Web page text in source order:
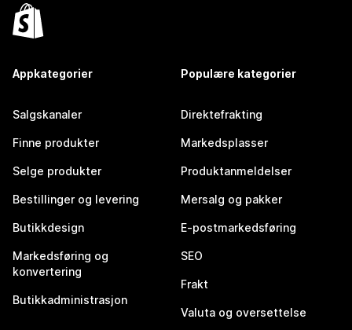
Appkategorier
Salgskanaler
Finne produkter
Selge produkter
Bestillinger og levering
Butikkdesign
Markedsføring og
konvertering
Butikkadministrasjon
Populære kategorier
Direktefrakting
Markedsplasser
Produktanmeldelser
Mersalg og pakker
E-postmarkedsføring
SEO
Frakt
Valuta og oversettelse